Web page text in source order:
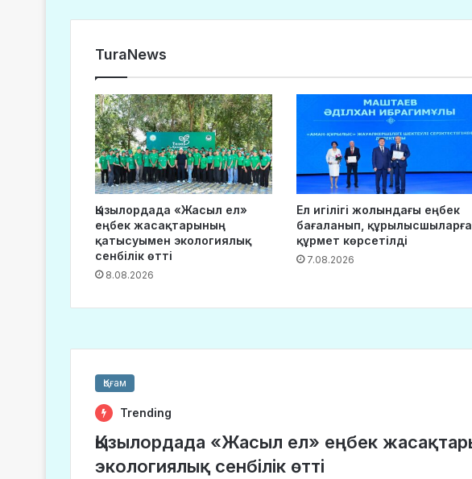
TuraNews
Қызылордада «Жасыл ел»
еңбек жасақтарының
қатысуымен экологиялық
сенбілік өтті
8.08.2026
Ел игілігі жолындағы еңбек
бағаланып, құрылысшыларға
құрмет көрсетілді
7.08.2026